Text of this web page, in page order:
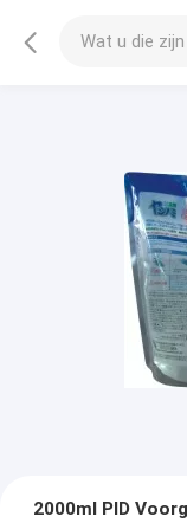
2000ml PID